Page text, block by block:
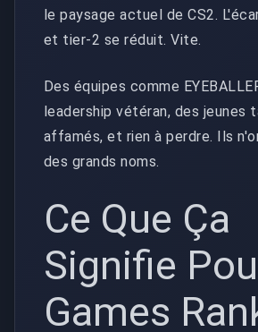
le paysage actuel de CS2.
et tier-2 se réduit. Vite.
Des équipes comme
leadership vétéran, des jeunes
affamés, et rien à perdre. Ils
des grands noms.
Ce Que Ça
Signifie
Games